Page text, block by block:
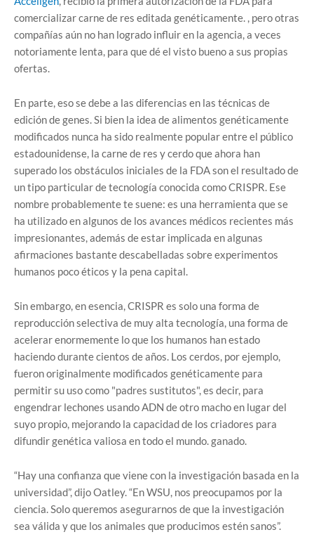
comercializar carne de res editada genéticamente. , pero otras
compañías aún no han logrado influir en la agencia, a veces
notoriamente lenta, para que dé el visto bueno a sus propias
ofertas.
En parte, eso se debe a las diferencias en las técnicas de
edición de genes. Si bien la idea de alimentos genéticamente
modificados nunca ha sido realmente popular entre el público
estadounidense, la carne de res y cerdo que ahora han
superado los obstáculos iniciales de la FDA son el resultado de
un tipo particular de tecnología conocida como CRISPR. Ese
nombre probablemente te suene: es una herramienta que se
ha utilizado en algunos de los avances médicos recientes más
impresionantes, además de estar implicada en algunas
afirmaciones bastante descabelladas sobre experimentos
humanos poco éticos y la pena capital.
Sin embargo, en esencia, CRISPR es solo una forma de
reproducción selectiva de muy alta tecnología, una forma de
acelerar enormemente lo que los humanos han estado
haciendo durante cientos de años. Los cerdos, por ejemplo,
fueron originalmente modificados genéticamente para
permitir su uso como "padres sustitutos", es decir, para
engendrar lechones usando ADN de otro macho en lugar del
suyo propio, mejorando la capacidad de los criadores para
difundir genética valiosa en todo el mundo. ganado.
“Hay una confianza que viene con la investigación basada en la
universidad”, dijo Oatley. “En WSU, nos preocupamos por la
ciencia. Solo queremos asegurarnos de que la investigación
sea válida y que los animales que producimos estén sanos”.